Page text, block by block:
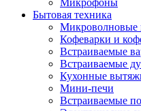
Микрофоны
Бытовая техника
Микроволновые
Кофеварки и
Встраиваемые
Встраиваемые
Кухонные
Мини-печи
Встраиваемые